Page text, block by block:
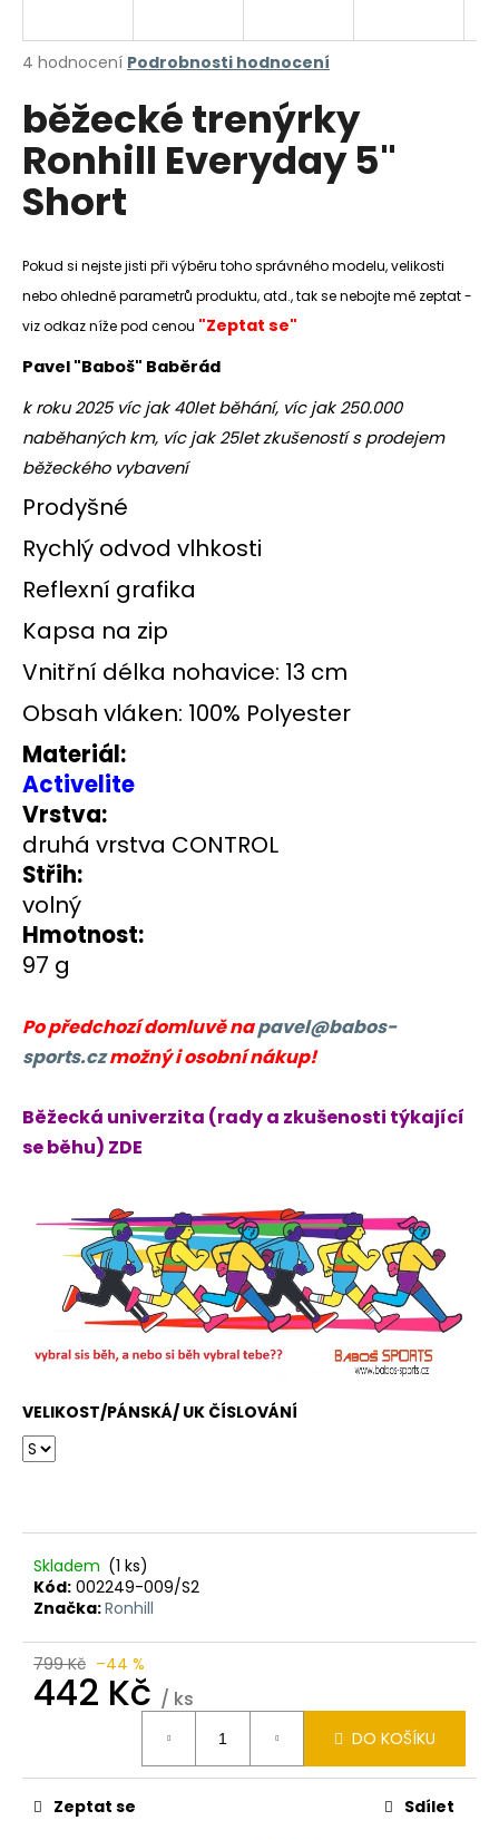
Průměrné
produktu
je
4,8
5
hvězdiček.
4 hodnocení Podrobnosti hodnocení
běžecké trenýrky
Ronhill Everyday 5"
Short
Pokud si nejste jisti při výběru toho správného modelu, velikosti
nebo ohledně parametrů produktu, atd., tak se nebojte mě zeptat -
viz odkaz níže pod cenou "Zeptat se"
Pavel "Baboš" Baběrád
k roku 2025 víc jak 40let běhání, víc jak 250.000
naběhaných km, víc jak 25let zkušeností s prodejem
běžeckého vybavení
Prodyšné
Rychlý odvod vlhkosti
Reflexní grafika
Kapsa na zip
Vnitřní délka nohavice: 13 cm
Obsah vláken: 100% Polyester
Materiál:
Activelite
Vrstva:
druhá vrstva CONTROL
Střih:
volný
Hmotnost:
97 g
Po předchozí domluvě napavel@babos-
sports.czmožný i osobní nákup!
Běžecká univerzita (rady a zkušenosti týkající
se běhu) ZDE
VELIKOST/PÁNSKÁ/ UK ČÍSLOVÁNÍ
Skladem (1 ks)
Kód: 002249-009/S2
Značka:Ronhill
799 Kč –44 %
442 Kč / ks
DO KOŠÍKU
Zeptat se Sdílet
j
t
?
HLEDAT
D
o
p
o
r
u
č
j
e
m
e
OBUV
JOMA
RASE
2611
1
999
Kč
Původně:
2
649
Kč